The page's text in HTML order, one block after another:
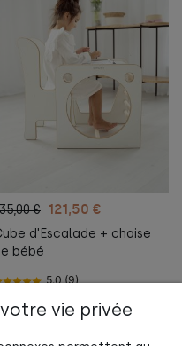
€ 121,50 €
d'Escalade + chaise
bébé
5.0 (9)
Au panier
vie privée